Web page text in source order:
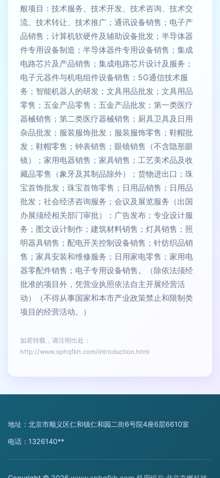
般项目：技术服务、技术开发、技术咨询、技术交
流、技术转让、技术推广；通讯设备销售；电子产
品销售；计算机软硬件及辅助设备批发；半导体器
件专用设备制造；半导体器件专用设备销售；集成
电路芯片及产品销售；集成电路芯片设计及服务；
电子元器件与机电组件设备销售；5G通信技术服
务；智能机器人的研发；文具用品批发；文具用品
零售；五金产品零售；五金产品批发；第一类医疗
器械销售；第二类医疗器械销售；厨具卫具及日用
杂品批发；服装服饰批发；服装服饰零售；鞋帽批
发；鞋帽零售；钟表销售；眼镜销售（不含隐形眼
镜）；家用电器销售；家具销售；工艺美术品及收
藏品零售（象牙及其制品除外）；货物进出口；珠
宝首饰批发；珠宝首饰零售；日用品销售；日用品
批发；社会经济咨询服务；会议及展览服务（出国
办展须经相关部门审批）；广告发布；专业设计服
务；图文设计制作；建筑材料销售；灯具销售；照
明器具销售；配电开关控制设备销售；针纺织品销
售；家具安装和维修服务；日用家电零售；家用电
器零配件销售；电子专用设备销售。（除依法须经
批准的项目外，凭营业执照依法自主开展经营活
动）（不得从事国家和本市产业政策禁止和限制类
项目的经营活动。）
如若转载，请注明出处：
http://www.xphqfkh.com/introduction.html
地址：北京市顺义区仁和镇仁和园二街6号院4座6层6610室
电话：1326140**